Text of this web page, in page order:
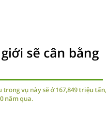
sẽ cân bằng
vụ này sẽ ở 167,849 triệu
năm qua.